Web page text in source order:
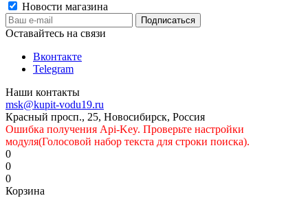
Новости магазина
Оставайтесь на связи
Вконтакте
Telegram
Наши контакты
msk@kupit-vodu19.ru
Красный просп., 25, Новосибирск, Россия
Ошибка получения Api-Key. Проверьте настройки
модуля(Голосовой набор текста для строки поиска).
0
0
0
Корзина